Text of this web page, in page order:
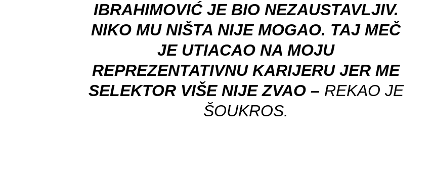
IBRAHIMOVIĆ JE BIO NEZAUSTAVLJIV.
NIKO MU NIŠTA NIJE MOGAO. TAJ MEČ
JE UTIACAO NA MOJU
REPREZENTATIVNU KARIJERU JER ME
SELEKTOR VIŠE NIJE ZVAO – REKAO JE
ŠOUKROS.